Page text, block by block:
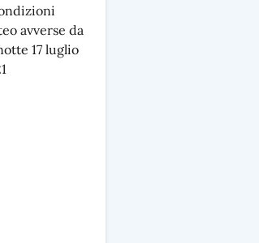
avverse da
17 luglio